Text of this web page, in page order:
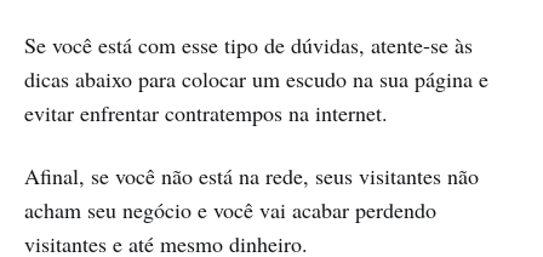
Se você está com esse tipo de dúvidas, atente-se às
dicas abaixo para colocar um escudo na sua página e
evitar enfrentar contratempos na internet.
Afinal, se você não está na rede, seus visitantes não
acham seu negócio e você vai acabar perdendo
visitantes e até mesmo dinheiro.